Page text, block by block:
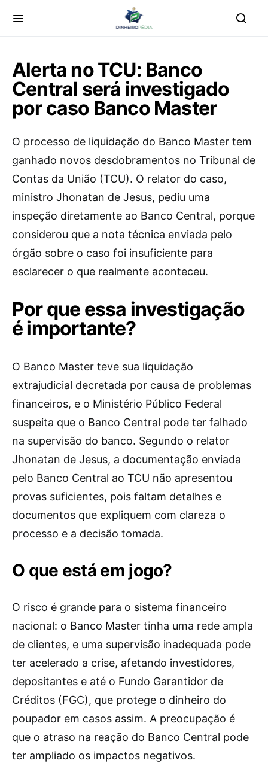
Alerta no TCU: Banco
Central será investigado
por caso Banco Master
O processo de liquidação do Banco Master tem
ganhado novos desdobramentos no Tribunal de
Contas da União (TCU). O relator do caso,
ministro Jhonatan de Jesus, pediu uma
inspeção diretamente ao Banco Central, porque
considerou que a nota técnica enviada pelo
órgão sobre o caso foi insuficiente para
esclarecer o que realmente aconteceu.
Por que essa investigação
é importante?
O Banco Master teve sua liquidação
extrajudicial decretada por causa de problemas
financeiros, e o Ministério Público Federal
suspeita que o Banco Central pode ter falhado
na supervisão do banco. Segundo o relator
Jhonatan de Jesus, a documentação enviada
pelo Banco Central ao TCU não apresentou
provas suficientes, pois faltam detalhes e
documentos que expliquem com clareza o
processo e a decisão tomada.
O que está em jogo?
O risco é grande para o sistema financeiro
nacional: o Banco Master tinha uma rede ampla
de clientes, e uma supervisão inadequada pode
ter acelerado a crise, afetando investidores,
depositantes e até o Fundo Garantidor de
Créditos (FGC), que protege o dinheiro do
poupador em casos assim. A preocupação é
que o atraso na reação do Banco Central pode
ter ampliado os impactos negativos.